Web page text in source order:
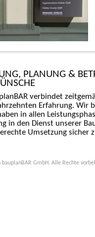
PLANUNG &
verbindet
Erfahrung. Wir
in allen
in den Dienst unserer
Umsetzung sicher
GmbH. Alle Rechte